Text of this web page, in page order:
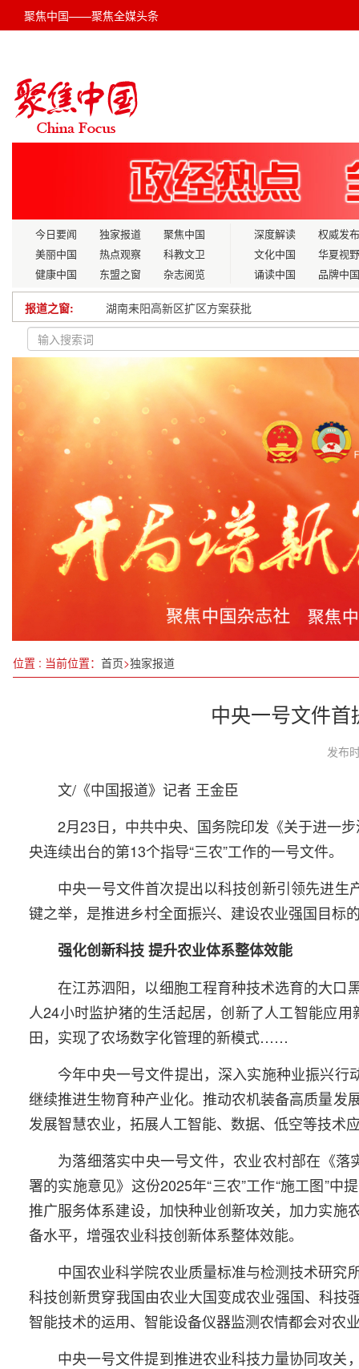
聚焦中国——聚焦全媒头条
今日要闻 独家报道
聚焦中国
美丽中国
热点观察
科教文卫
健康中国
东盟之窗 杂志阅览
深度解读
权威发布
文化中国
华夏视野
诵读中国
品牌中国
报道之窗:
湖南耒阳高新区扩区方案获批
中交一公局八公司苏州地铁7延线项目开展“植此‘清’
福青年副主席企业岩霸助力《百年巨匠》文献展
养老、助困、护苗，新一年民生保障网这样织
我国7个数据标注基地形成行业高质量数据集335个
淮安交通执法支队大力推进“淮e行”政务服务品牌建
凝心聚力谱写高质量发展新篇章——习近平总书
惠消费 暖生活 ——2024广西惠买暖冬消费季正式
中国驻釜山总领事陈日彪：从全国两会感受中国经
破局“劣质沙泵低价中标”
位置 : 当前位置： 首页>独家报道
中央一号文件首
发布
文/《中国报道》记者 王金臣
2月23日，中共中央、国务院印发《关于进一
央连续出台的第13个指导“三农”工作的一号文件。
中央一号文件首次提出以科技创新引领先进生
键之举，是推进乡村全面振兴、建设农业强国目标
强化创新科技 提升农业体系整体效能
在江苏泗阳，以细胞工程育种技术选育的大口
人24小时监护猪的生活起居，创新了人工智能应
田，实现了农场数字化管理的新模式……
今年中央一号文件提出，深入实施种业振兴行
继续推进生物育种产业化。推动农机装备高质量发
发展智慧农业，拓展人工智能、数据、低空等技术
为落细落实中央一号文件，农业农村部在《
署的实施意见》这份2025年“三农”工作“施工图”
推广服务体系建设，加快种业创新攻关，加力实施
备水平，增强农业科技创新体系整体效能。
中国农业科学院农业质量标准与检测技术研究
科技创新贯穿我国由农业大国变成农业强国、科
智能技术的运用、智能设备仪器监测农情都会对农
中央一号文件提到推进农业科技力量协同攻关